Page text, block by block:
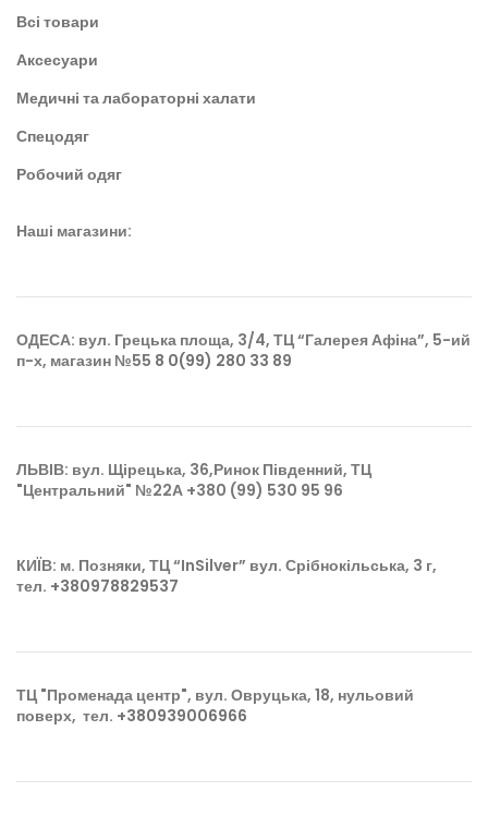
Всі товари
Аксесуари
Медичні та лабораторні халати
Спецодяг
Робочий одяг
Наші магазини:
ОДЕСА: вул. Грецька площа, 3/4, ТЦ “Галерея Афіна”, 5-ий
п-х, магазин №55 8 0(99) 280 33 89
ЛЬВІВ: вул. Щірецька, 36,Ринок Південний, ТЦ
"Центральний" №22А +380 (99) 530 95 96
КИЇВ: м. Позняки, ТЦ “InSilver” вул. Срібнокільська, 3 г,
тел. +380978829537
ТЦ "Променада центр", вул. Овруцька, 18, нульовий
поверх, тел. +380939006966